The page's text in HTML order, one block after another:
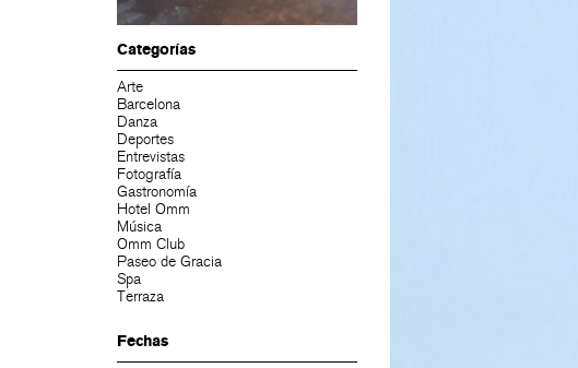
Categorías
Arte
Barcelona
Danza
Deportes
Entrevistas
Fotografía
Gastronomía
Hotel Omm
Música
Omm Club
Paseo de Gracia
Spa
Terraza
Fechas